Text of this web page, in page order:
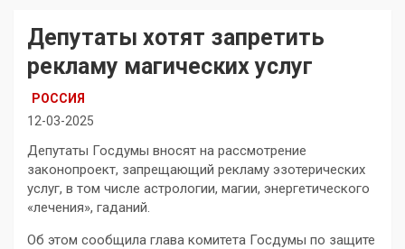
Депутаты хотят запретить
рекламу магических услуг
РОССИЯ
12-03-2025
Депутаты Госдумы вносят на рассмотрение
законопроект, запрещающий рекламу эзотерических
услуг, в том числе астрологии, магии, энергетического
«лечения», гаданий.
Об этом сообщила глава комитета Госдумы по защите